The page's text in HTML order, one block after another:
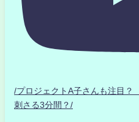
/プロジェクトA子さんも注目
刺さる3分間？/